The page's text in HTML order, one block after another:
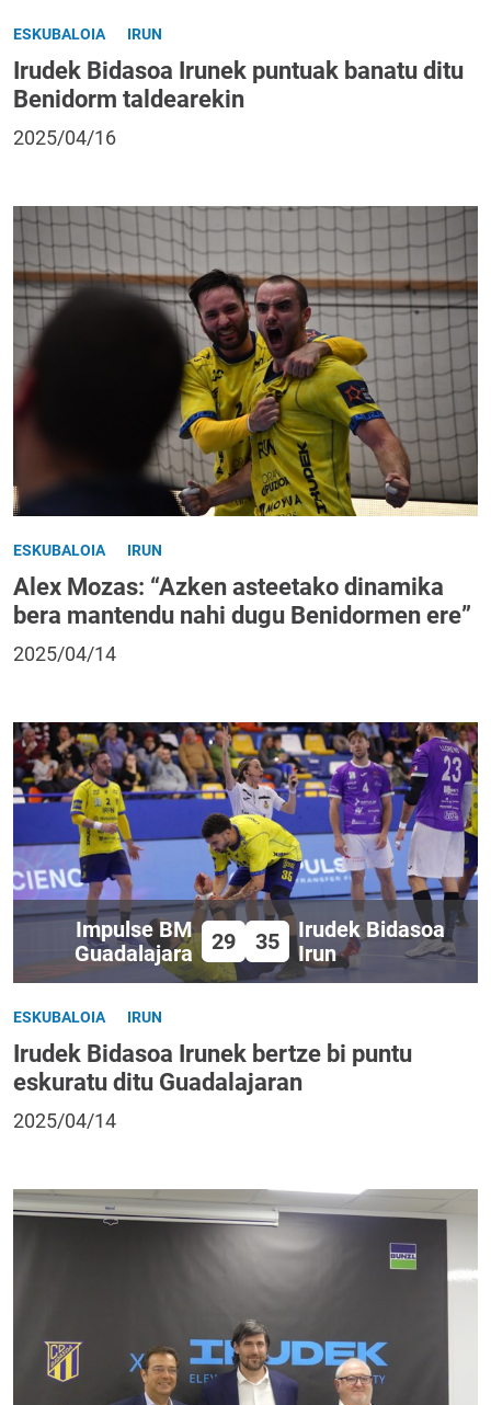
ESKUBALOIA IRUN
Irudek Bidasoa Irunek puntuak banatu ditu
Benidorm taldearekin
2025/04/16
ESKUBALOIA IRUN
Alex Mozas: “Azken asteetako dinamika
bera mantendu nahi dugu Benidormen ere”
2025/04/14
Impulse BM
Guadalajara
29 35
Irudek Bidasoa
Irun
ESKUBALOIA IRUN
Irudek Bidasoa Irunek bertze bi puntu
eskuratu ditu Guadalajaran
2025/04/14